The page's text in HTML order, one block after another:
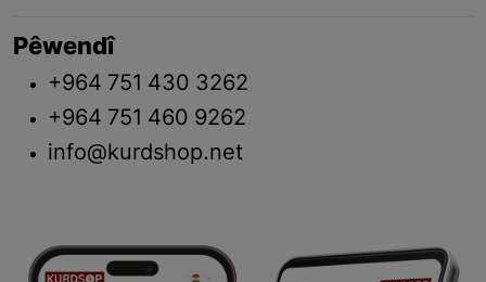
Pêwendî
+964 751 430 3262
+964 751 460 9262
info@kurdshop.net